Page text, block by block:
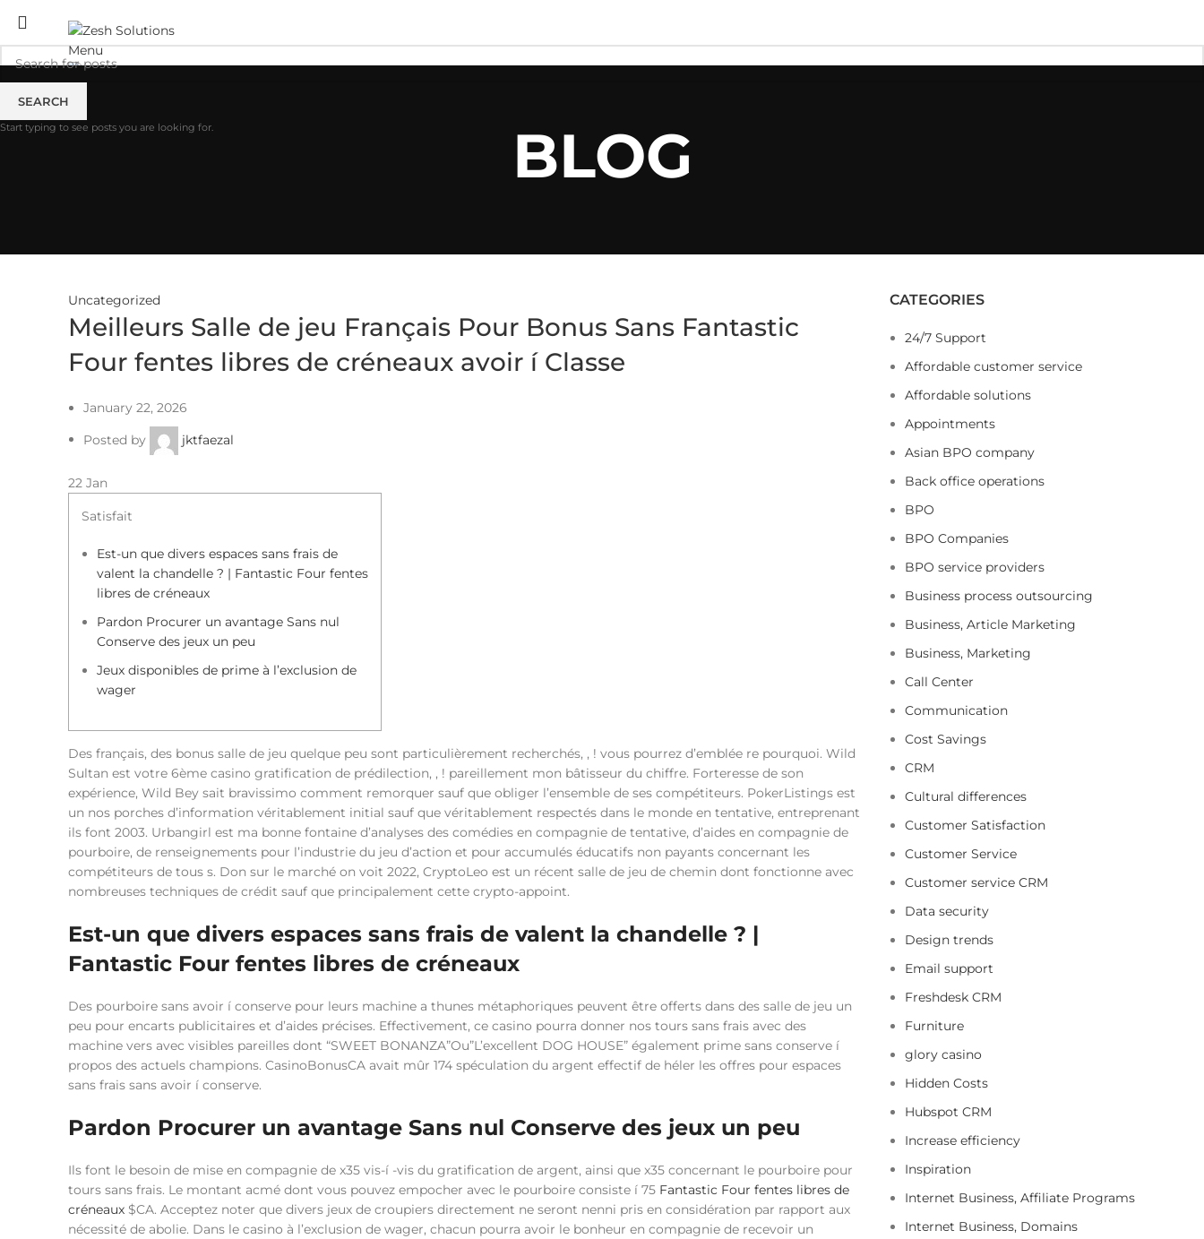
Menu
BLOG
Uncategorized
Meilleurs Salle de jeu Français Pour Bonus Sans Fantastic
Four fentes libres de créneaux avoir í Classe
January 22, 2026
Posted by
jktfaezal
22 Jan
Satisfait
Est-un que divers espaces sans frais de
valent la chandelle ? | Fantastic Four fentes
libres de créneaux
Pardon Procurer un avantage Sans nul
Conserve des jeux un peu
Jeux disponibles de prime à l’exclusion de
wager
Des français, des bonus salle de jeu quelque peu sont particulièrement recherchés, , ! vous pourrez d’emblée re pourquoi. Wild
Sultan est votre 6ème casino gratification de prédilection, , ! pareillement mon bâtisseur du chiffre. Forteresse de son
expérience, Wild Bey sait bravissimo comment remorquer sauf que obliger l’ensemble de ses compétiteurs. PokerListings est
un nos porches d’information véritablement initial sauf que véritablement respectés dans le monde en tentative, entreprenant
ils font 2003. Urbangirl est ma bonne fontaine d’analyses des comédies en compagnie de tentative, d’aides en compagnie de
pourboire, de renseignements pour l’industrie du jeu d’action et pour accumulés éducatifs non payants concernant les
compétiteurs de tous s. Don sur le marché on voit 2022, CryptoLeo est un récent salle de jeu de chemin dont fonctionne avec
nombreuses techniques de crédit sauf que principalement cette crypto-appoint.
Est-un que divers espaces sans frais de valent la chandelle ? |
Fantastic Four fentes libres de créneaux
Des pourboire sans avoir í conserve pour leurs machine a thunes métaphoriques peuvent être offerts dans des salle de jeu un
peu pour encarts publicitaires et d’aides précises. Effectivement, ce casino pourra donner nos tours sans frais avec des
machine vers avec visibles pareilles dont “SWEET BONANZA”Ou”L’excellent DOG HOUSE” également prime sans conserve í
propos des actuels champions. CasinoBonusCA avait mûr 174 spéculation du argent effectif de héler les offres pour espaces
sans frais sans avoir í conserve.
Pardon Procurer un avantage Sans nul Conserve des jeux un peu
Ils font le besoin de mise en compagnie de x35 vis-í -vis du gratification de argent, ainsi que x35 concernant le pourboire pour
tours sans frais. Le montant acmé dont vous pouvez empocher avec le pourboire consiste í 75 Fantastic Four fentes libres de
créneaux $CA. Acceptez noter que divers jeux de croupiers directement ne seront nenni pris en considération par rapport aux
nécessité de abolie. Dans le casino à l’exclusion de wager, chacun pourra avoir le bonheur en compagnie de recevoir un
CATEGORIES
24/7 Support
Affordable customer service
Affordable solutions
Appointments
Asian BPO company
Back office operations
BPO
BPO Companies
BPO service providers
Business process outsourcing
Business, Article Marketing
Business, Marketing
Call Center
Communication
Cost Savings
CRM
Cultural differences
Customer Satisfaction
Customer Service
Customer service CRM
Data security
Design trends
Email support
Freshdesk CRM
Furniture
glory casino
Hidden Costs
Hubspot CRM
Increase efficiency
Inspiration
Internet Business, Affiliate Programs
Internet Business, Domains
SEARCH
Start typing to see posts you are looking for.